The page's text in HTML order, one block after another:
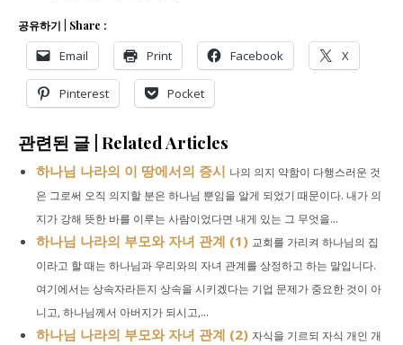
공유하기 | Share :
Email Print Facebook X
Pinterest Pocket
관련된 글 | Related Articles
하나님 나라의 이 땅에서의 증시 나의 의지 약함이 다행스러운 것
은 그로써 오직 의지할 분은 하나님 뿐임을 알게 되었기 때문이다. 내가 의
지가 강해 뜻한 바를 이루는 사람이었다면 내게 있는 그 무엇을...
하나님 나라의 부모와 자녀 관계 (1) 교회를 가리켜 하나님의 집
이라고 할 때는 하나님과 우리와의 자녀 관계를 상정하고 하는 말입니다.
여기에서는 상속자라든지 상속을 시키겠다는 기업 문제가 중요한 것이 아
니고, 하나님께서 아버지가 되시고,...
하나님 나라의 부모와 자녀 관계 (2) 자식을 기르되 자식 개인 개